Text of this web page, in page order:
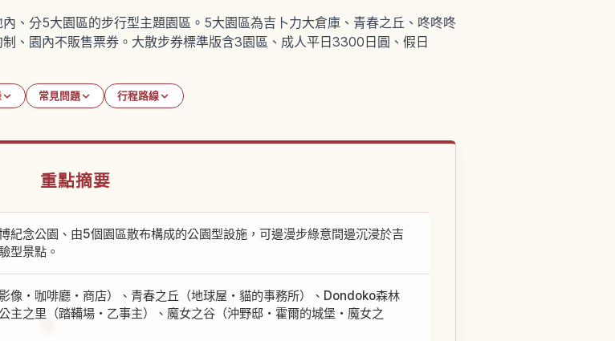
、分5大園區的步行型主題園區。5大園區為吉卜力大倉庫、青春之丘、咚咚咚
、園內不販售票券。大散步券標準版含3園區、成人平日3300日圓、假日
常見問題 行程路線
重點摘要
紀念公園、由5個園區散布構成的公園型設施，可邊漫步綠意間邊沉浸於吉
型景點。
像・咖啡廳・商店）、青春之丘（地球屋・貓的事務所）、Dondoko森林
主之里（踏鞴場・乙事主）、魔女之谷（沖野邸・霍爾的城堡・魔女之